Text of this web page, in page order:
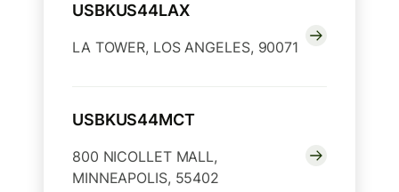
USBKUS44LAX
LA TOWER, LOS ANGELES, 90071
USBKUS44MCT
800 NICOLLET MALL,
MINNEAPOLIS, 55402